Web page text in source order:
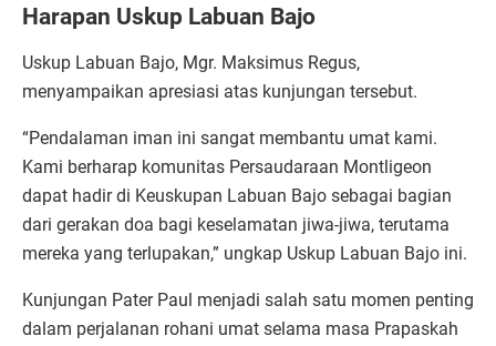
Harapan Uskup Labuan Bajo
Uskup Labuan Bajo, Mgr. Maksimus Regus,
menyampaikan apresiasi atas kunjungan tersebut.
“Pendalaman iman ini sangat membantu umat kami.
Kami berharap komunitas Persaudaraan Montligeon
dapat hadir di Keuskupan Labuan Bajo sebagai bagian
dari gerakan doa bagi keselamatan jiwa-jiwa, terutama
mereka yang terlupakan,” ungkap Uskup Labuan Bajo ini.
Kunjungan Pater Paul menjadi salah satu momen penting
dalam perjalanan rohani umat selama masa Prapaskah